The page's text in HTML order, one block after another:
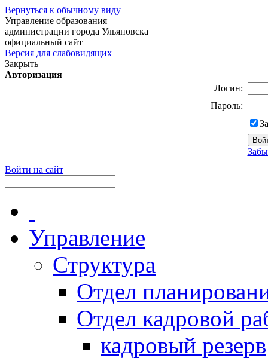
Вернуться к обычному виду
Управление образования
администрации города Ульяновска
официальный сайт
Версия для слабовидящих
Закрыть
Авторизация
Логин:
Пароль:
Войти на сайт
Управление
Структура
Отдел
Отдел кадровой
кадровый резерв